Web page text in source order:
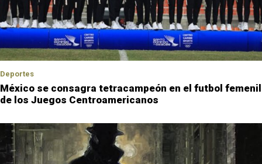
Deportes
México se consagra tetracampeón en el futbol femenil
de los Juegos Centroamericanos